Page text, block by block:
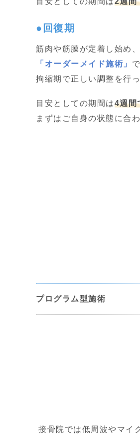
●回復期
筋肉や筋膜が定着し始め、
「オーダーメイド施術」
拘縮期で正しい調整を行
目安としての期間は4週間
まずはご自身の状態に合
プログラム型施術
接骨院では低周波やマイ